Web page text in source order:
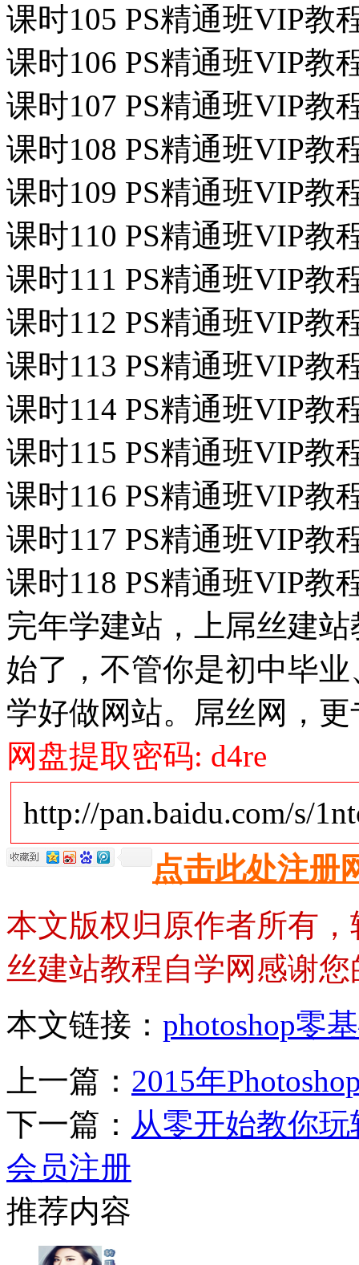
课时105 PS精通班VIP教
课时106 PS精通班VIP教
课时107 PS精通班VIP教
课时108 PS精通班VIP教
课时109 PS精通班VIP教
课时110 PS精通班VIP教
课时111 PS精通班VIP教
课时112 PS精通班VIP教
课时113 PS精通班VIP教
课时114 PS精通班VIP教
课时115 PS精通班VIP教
课时116 PS精通班VIP教
课时117 PS精通班VIP教
课时118 PS精通班VIP教
完年学建站，上屌丝建
始了，不管你是初中毕
学好做网站。屌丝网，
网盘提取密码: d4re
http://pan.baidu.com/s/
点击此处注册
本文版权归原作者所有
丝建站教程自学网感谢
本文链接： photoshop零
上一篇： 2015年
下一篇： 从零开始教你玩
会员注册
推荐内容